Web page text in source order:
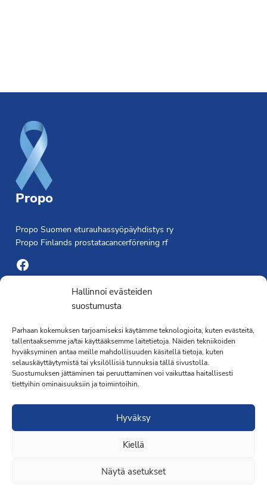
Hallinnoi evästeiden
suostumusta
Parhaan kokemuksen tarjoamiseksi käytämme teknologioita, kuten evästeitä,
tallentaaksemme ja/tai käyttääksemme laitetietoja. Näiden tekniikoiden
hyväksyminen antaa meille mahdollisuuden käsitellä tietoja, kuten
selauskäyttäytymistä tai yksilöllisiä tunnuksia tällä sivustolla.
Suostumuksen jättäminen tai peruuttaminen voi vaikuttaa haitallisesti
tiettyihin ominaisuuksiin ja toimintoihin.
Hyväksy
Kiellä
Näytä asetukset
Propo
Propo Suomen eturauhassyöpäyhdistys ry
Propo Finlands prostatacancerförening rf
Facebook
Yhdistyksen toimisto
Laivapojankatu 3 C, 00180 Helsinki
toimisto@propo.fi
Saavutettavuusseloste »
Toiminnanjohtaja